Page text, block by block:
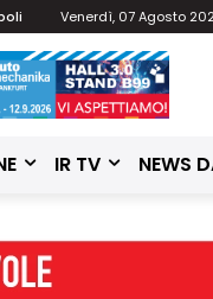
Venerdì, 07 Agosto
IR TV NEWS